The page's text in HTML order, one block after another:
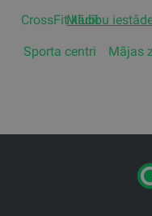
CrossFit klubi
Sporta centri
Mācību
Mājas